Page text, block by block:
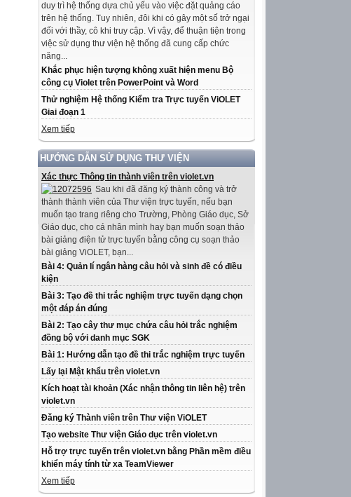
duy trì hệ thống dựa chủ yếu vào việc đặt quảng cáo
trên hệ thống. Tuy nhiên, đôi khi có gây một số trở ngại
đối với thầy, cô khi truy cập. Vì vậy, để thuận tiện trong
việc sử dụng thư viện hệ thống đã cung cấp chức
năng...
Khắc phục hiện tượng không xuất hiện menu Bộ
công cụ Violet trên PowerPoint và Word
Thử nghiệm Hệ thống Kiểm tra Trực tuyến ViOLET
Giai đoạn 1
Xem tiếp
HƯỚNG DẪN SỬ DỤNG THƯ VIỆN
Xác thực Thông tin thành viên trên violet.vn
Sau khi đã đăng ký thành công và trở
thành thành viên của Thư viện trực tuyến, nếu bạn
muốn tạo trang riêng cho Trường, Phòng Giáo dục, Sở
Giáo dục, cho cá nhân mình hay bạn muốn soạn thảo
bài giảng điện tử trực tuyến bằng công cụ soạn thảo
bài giảng ViOLET, bạn...
Bài 4: Quản lí ngân hàng câu hỏi và sinh đề có điều
kiện
Bài 3: Tạo đề thi trắc nghiệm trực tuyến dạng chọn
một đáp án đúng
Bài 2: Tạo cây thư mục chứa câu hỏi trắc nghiệm
đồng bộ với danh mục SGK
Bài 1: Hướng dẫn tạo đề thi trắc nghiệm trực tuyến
Lấy lại Mật khẩu trên violet.vn
Kích hoạt tài khoản (Xác nhận thông tin liên hệ) trên
violet.vn
Đăng ký Thành viên trên Thư viện ViOLET
Tạo website Thư viện Giáo dục trên violet.vn
Hỗ trợ trực tuyến trên violet.vn bằng Phần mềm điều
khiển máy tính từ xa TeamViewer
Xem tiếp